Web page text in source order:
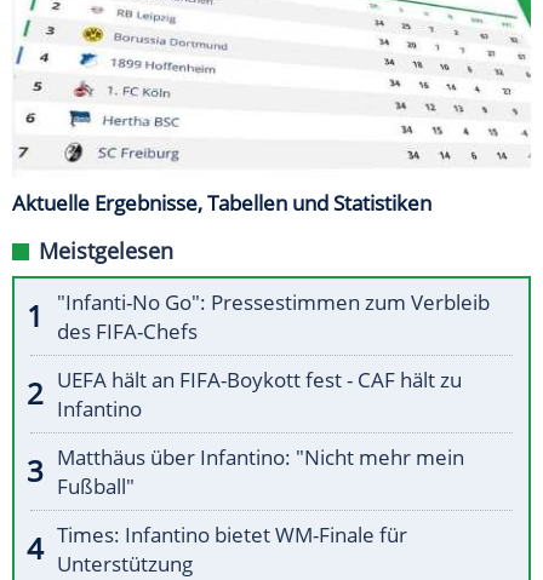
Aktuelle Ergebnisse, Tabellen und Statistiken
Meistgelesen
"Infanti-No Go": Pressestimmen zum Verbleib
des FIFA-Chefs
UEFA hält an FIFA-Boykott fest - CAF hält zu
Infantino
Matthäus über Infantino: "Nicht mehr mein
Fußball"
Times: Infantino bietet WM-Finale für
Unterstützung